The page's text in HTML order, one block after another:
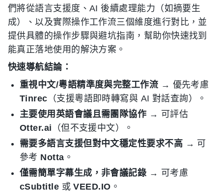
們將從語言支援度、AI 後續處理能力（如摘要生
成）、以及實際操作工作流三個維度進行對比，並
提供具體的操作步驟與避坑指南，幫助你快速找到
能真正落地使用的解決方案。
快速導航結論：
重視中文/粵語精準度與完整工作流 → 優先考慮
Tinrec （支援粵語即時轉寫與 AI 對話查詢）。
主要使用英語會議且需團隊協作 → 可評估
Otter.ai （但不支援中文）。
需要多語言支援但對中文穩定性要求不高 → 可
參考 Notta 。
僅需簡單字幕生成，非會議記錄 → 可考慮
cSubtitle 或VEED.IO 。